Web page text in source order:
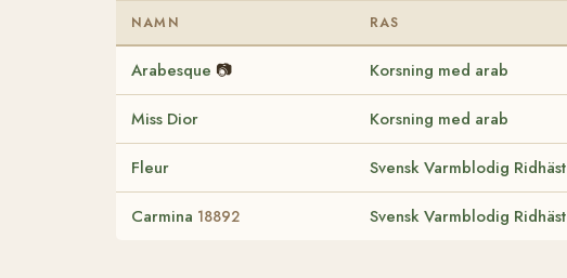
NAMN RAS
Arabesque 📷 Korsning med arab
Miss Dior Korsning med arab
Fleur Svensk Varmblodig Ridhäst
Carmina 18892 Svensk Varmblodig Ridhäst